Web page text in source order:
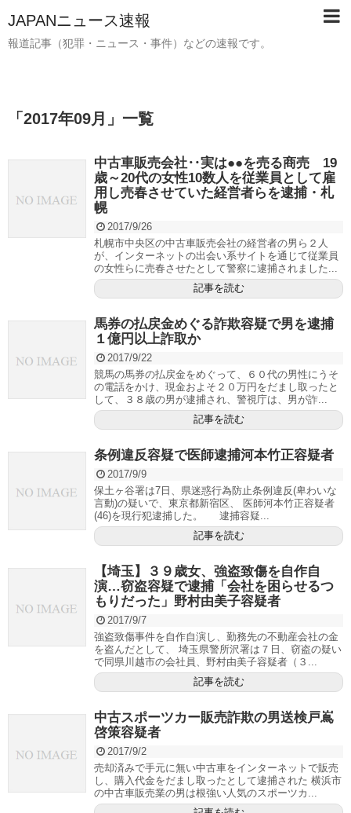
JAPANニュース速報
報道記事（犯罪・ニュース・事件）などの速報です。
「 2017年09月 」 一覧
中古車販売会社‥実は●●を売る商売 19
歳～20代の女性10数人を従業員として雇
用し売春させていた経営者らを逮捕・札
幌
2017/9/26
札幌市中央区の中古車販売会社の経営者の男ら２人
が、インターネットの出会い系サイトを通じて従業員
の女性らに売春させたとして警察に逮捕されました...
記事を読む
馬券の払戻金めぐる詐欺容疑で男を逮捕
１億円以上詐取か
2017/9/22
競馬の馬券の払戻金をめぐって、６０代の男性にうそ
の電話をかけ、現金およそ２０万円をだまし取ったと
して、３８歳の男が逮捕され、警視庁は、男が詐...
記事を読む
条例違反容疑で医師逮捕河本竹正容疑者
2017/9/9
保土ヶ谷署は7日、県迷惑行為防止条例違反(卑わいな
言動)の疑いで、東京都新宿区、 医師河本竹正容疑者
(46)を現行犯逮捕した。 逮捕容疑...
記事を読む
【埼玉】３９歳女、強盗致傷を自作自
演…窃盗容疑で逮捕「会社を困らせるつ
もりだった」野村由美子容疑者
2017/9/7
強盗致傷事件を自作自演し、勤務先の不動産会社の金
を盗んだとして、 埼玉県警所沢署は７日、窃盗の疑い
で同県川越市の会社員、野村由美子容疑者（３...
記事を読む
中古スポーツカー販売詐欺の男送検戸嶌
啓策容疑者
2017/9/2
売却済みで手元に無い中古車をインターネットで販売
し、購入代金をだまし取ったとして逮捕された 横浜市
の中古車販売業の男は根強い人気のスポーツカ...